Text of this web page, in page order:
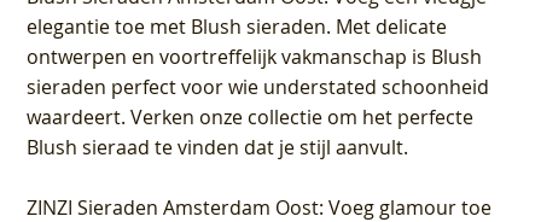
elegantie toe met Blush sieraden. Met delicate
ontwerpen en voortreffelijk vakmanschap is Blush
sieraden perfect voor wie understated schoonheid
waardeert. Verken onze collectie om het perfecte
Blush sieraad te vinden dat je stijl aanvult.
ZINZI Sieraden Amsterdam Oost: Voeg glamour toe